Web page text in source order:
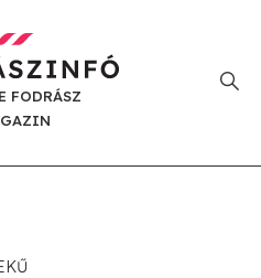
FODRÁSZ